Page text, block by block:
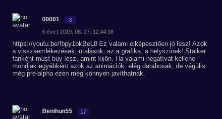
00001 3
6 éve | 2019. 08. 27. 12:44:38
https://youtu.be/fbpy1bkBeL8 Ez valami elképesztően jó lesz! Azok
a visszaemlékezések, utalások, az a grafika, a helyszínek! Stalker
fanként must buy lesz, amint kijön. Ha valami negatívat kellene
mondjak egyébként azok az animációk, elég darabosak, de végülis
még pre-alpha ezen még könnyen javíthatnak.
Benihun55 17